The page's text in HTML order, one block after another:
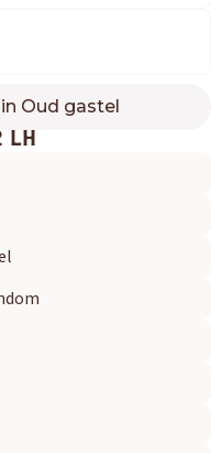
Oud gastel
LH